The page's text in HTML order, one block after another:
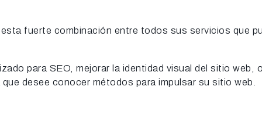
esta fuerte combinación entre todos sus servicios que
para SEO, mejorar la identidad visual del sitio web,
desee conocer métodos para impulsar su sitio web.